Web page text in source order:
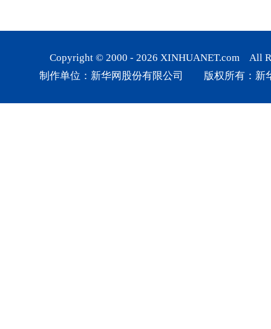
Copyright © 2000 - 2026 XINHUANET.com All
制作单位：新华网股份有限公司 版权所有：新